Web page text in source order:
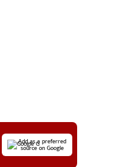
Add as a preferred
source on Google